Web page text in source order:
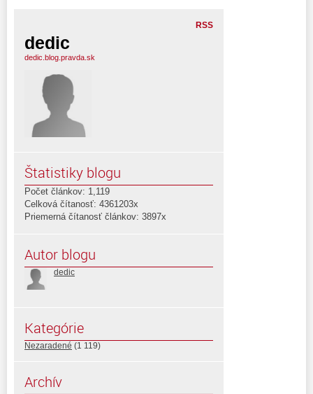
RSS
dedic
dedic.blog.pravda.sk
Štatistiky blogu
Počet článkov: 1,119
Celková čítanosť: 4361203x
Priemerná čítanosť článkov: 3897x
Autor blogu
dedic
Kategórie
Nezaradené (1 119)
Archív